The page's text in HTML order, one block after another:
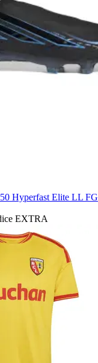
Hyperfast Elite LL FG
EXTRA